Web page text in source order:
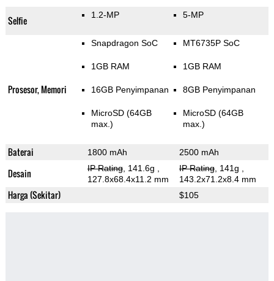
Selfie 1.2-MP 5-MP
Prosesor, Memori
Snapdragon SoC
1GB RAM
16GB Penyimpanan
MicroSD (64GB
max.)
MT6735P SoC
1GB RAM
8GB Penyimpanan
MicroSD (64GB
max.)
Baterai 1800 mAh 2500 mAh
Desain IP Rating, 141.6g
127.8x68.4x11.2 mm
IP Rating, 141g
143.2x71.2x8.4 mm
Harga (Sekitar) $105